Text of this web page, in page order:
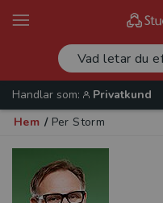
Handlar som:
Privatkund
Hem / Per Storm